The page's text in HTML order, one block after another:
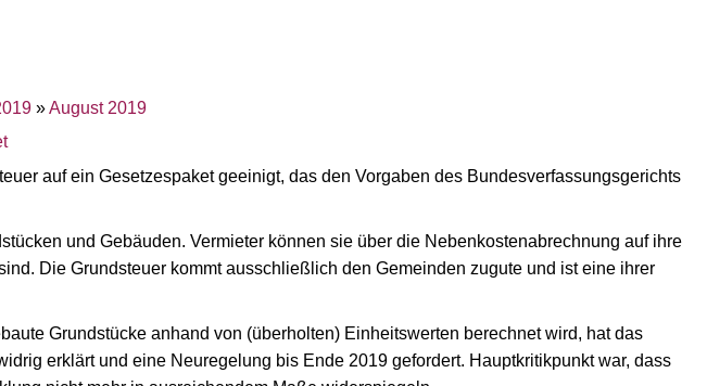
»August 2019
auf ein Gesetzespaket geeinigt, das den Vorgaben des Bundesverfassungsgerichts
und Gebäuden. Vermieter können sie über die Nebenkostenabrechnung auf ihre
Die Grundsteuer kommt ausschließlich den Gemeinden zugute und ist eine ihrer
Grundstücke anhand von (überholten) Einheitswerten berechnet wird, hat das
erklärt und eine Neuregelung bis Ende 2019 gefordert. Hauptkritikpunkt war, dass